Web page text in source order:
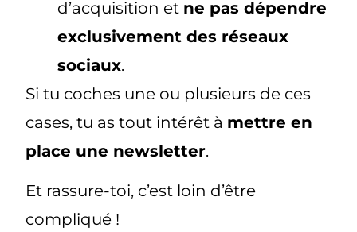
d’acquisition et ne pas dépendre
exclusivement des réseaux
sociaux.
Si tu coches une ou plusieurs de ces
cases, tu as tout intérêt à mettre en
place une newsletter.
Et rassure-toi, c’est loin d’être
compliqué !